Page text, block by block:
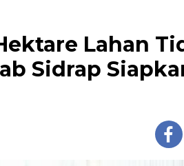
Lahan
Sidrap